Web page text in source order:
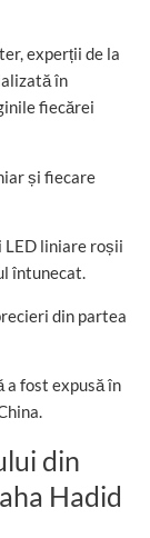
experții de la
în
fiecărei
și fiecare
LED liniare roșii
întunecat.
din partea
a fost expusă în
din
Hadid